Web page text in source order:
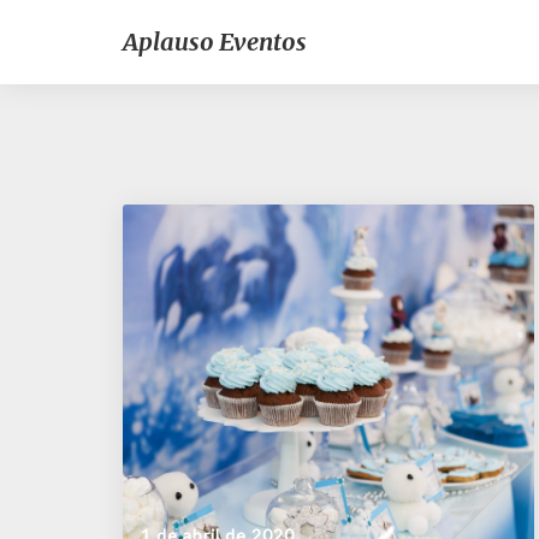
Aplauso Eventos
1 de abril de 2020